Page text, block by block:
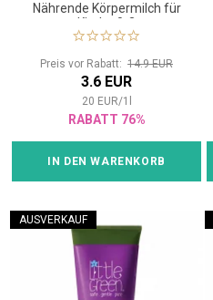
Nährende Körpermilch für
Kinder 0-3
Preis vor Rabatt: 14.9 EUR
3.6 EUR
20 EUR/1
RABATT 76%
IN DEN WARENKORB
AUSVERKAUF